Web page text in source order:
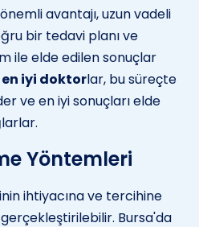
avantajı, uzun vadeli
bir tedavi planı ve
ile elde edilen sonuçlar
en iyi doktorlar, bu süreçte
ve en iyi sonuçları elde
Yöntemleri
ihtiyacına ve tercihine
Bursa'da